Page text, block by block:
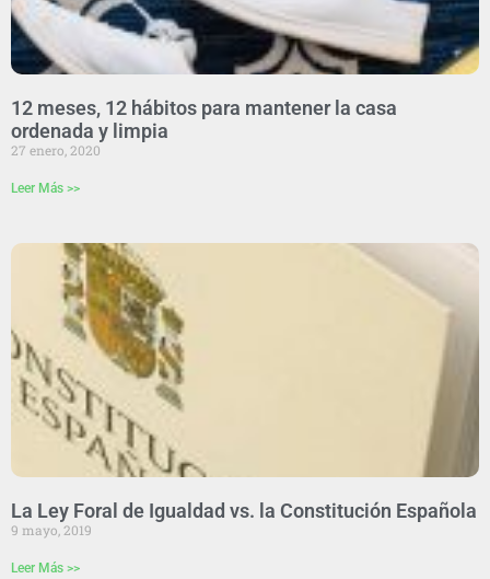
12 meses, 12 hábitos para mantener la casa
ordenada y limpia
27 enero, 2020
Leer Más >>
La Ley Foral de Igualdad vs. la Constitución Española
9 mayo, 2019
Leer Más >>